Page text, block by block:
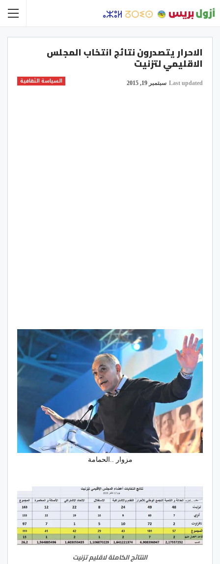
الاحرار يتصدرون نتائج انتخاب المجلس
الاقليمي لتزنيت
السياسة الثقافية Last updated سبتمبر 19, 2015
مزوار ..الحمامة
النتائج الكاملة لاقليم تزنيت